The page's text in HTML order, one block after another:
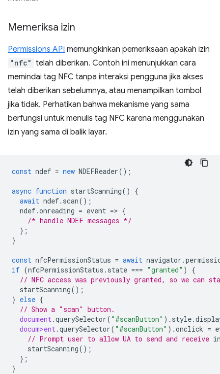
Memeriksa izin
Permissions API memungkinkan pemeriksaan apakah izin
"nfc" telah diberikan. Contoh ini menunjukkan cara
memindai tag NFC tanpa interaksi pengguna jika akses
telah diberikan sebelumnya, atau menampilkan tombol
jika tidak. Perhatikan bahwa mekanisme yang sama
berfungsi untuk menulis tag NFC karena menggunakan
izin yang sama di balik layar.
const ndef = new NDEFReader();
async function startScanning()
{
await ndef. scan();
ndef.onreading = event => {
/* handle NDEF messages */
};
}
const nfcPermissionStatus = await navigator .
if (nfcPermissionStatus . state === "granted" )
{
// NFC access was previously granted, so we can
startScanning();
} else {
// Show a "scan" button.
document.querySelector( "#scanButton" ). style.
docum>ent.querySelector( "#scanButton" ).onclick =
// Prompt user to allow UA to send and receive
startScanning();
};
}